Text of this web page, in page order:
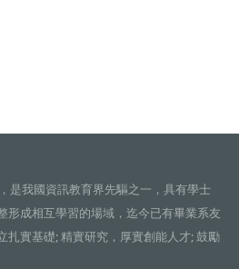
是我國資訊教育界先驅之一，具有學士
形成相互學習的場域，迄今已有畢業系友
扎實基礎; 精實研究，厚實創能人才; 鼓勵